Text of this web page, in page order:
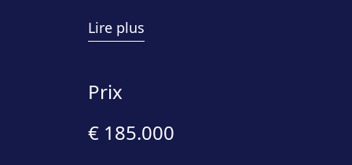
profiterez de la proximité immédiate
Dès l’entrée, le rez-de-chaussée
Lire plus
Prix
€ 185.000